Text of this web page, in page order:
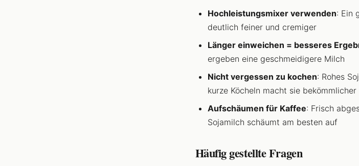
Hochleistungsmixer verwenden: Ein
deutlich feiner und cremiger
Länger einweichen = besseres
ergeben eine geschmeidigere Milch
Nicht vergessen zu kochen: Rohes
kurze Köcheln macht sie bekömmlicher
Aufschäumen für Kaffee: Frisch
Sojamilch schäumt am besten auf
Häufig gestellte Fragen